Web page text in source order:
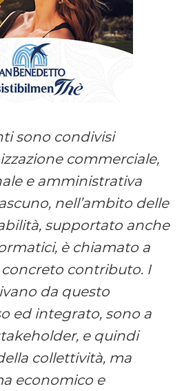
sono condivisi
commerciale,
e amministrativa
nell’ambito delle
supportato anche
è chiamato a
contributo. I
da questo
ed integrato, sono a
e quindi
collettività, ma
economico e